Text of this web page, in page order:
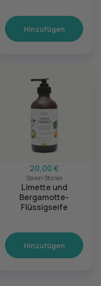
Hinzufügen
20,00 €
Savon Stories
Limette und
Bergamotte-
Flüssigseife
Hinzufügen